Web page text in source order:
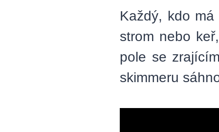
Každý, kdo
strom nebo
pole se
skimmeru